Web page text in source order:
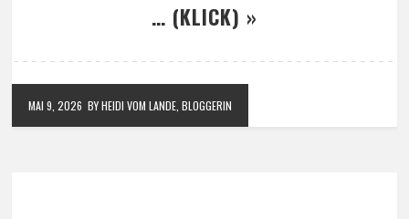
… (KLICK) »
MAI 9, 2026 BY HEIDI VOM LANDE, BLOGGERIN